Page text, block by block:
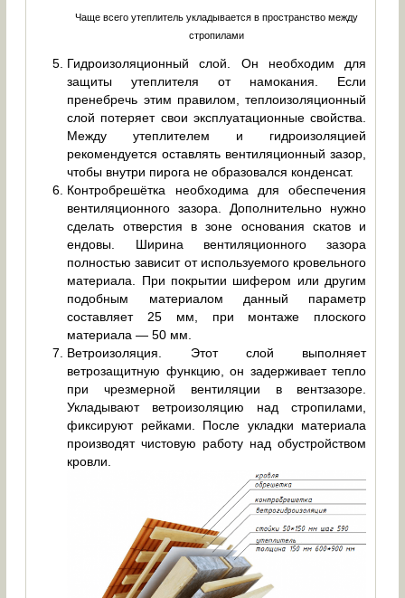
Чаще всего утеплитель укладывается в пространство между
стропилами
Гидроизоляционный слой. Он необходим для
защиты утеплителя от намокания. Если
пренебречь этим правилом, теплоизоляционный
слой потеряет свои эксплуатационные свойства.
Между утеплителем и гидроизоляцией
рекомендуется оставлять вентиляционный зазор,
чтобы внутри пирога не образовался конденсат.
Контробрешётка необходима для обеспечения
вентиляционного зазора. Дополнительно нужно
сделать отверстия в зоне основания скатов и
ендовы. Ширина вентиляционного зазора
полностью зависит от используемого кровельного
материала. При покрытии шифером или другим
подобным материалом данный параметр
составляет 25 мм, при монтаже плоского
материала — 50 мм.
Ветроизоляция. Этот слой выполняет
ветрозащитную функцию, он задерживает тепло
при чрезмерной вентиляции в вентзазоре.
Укладывают ветроизоляцию над стропилами,
фиксируют рейками. После укладки материала
производят чистовую работу над обустройством
кровли.